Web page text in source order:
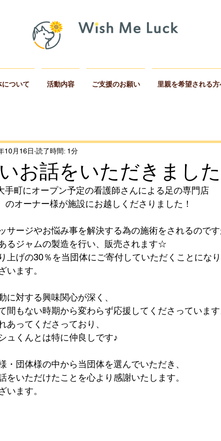
について 活動内容 ご支援のお願い 里親を希望される方
お話をいただきました
10月16日 読了時間: 1分
手町にオープン予定の看護師さんによる足の専門店
のオーナー様が施設にお越しくださりました！
サージやお悩み事を解決する為の施術をされるのです
るジャムの製造を行い、販売されます☆
上げの30％を当団体にご寄付していただくことになり
います。
に対する興味関心が深く、
間もない時期から変わらず応援してくださっています
あってくださっており、
ュくんとは特に仲良しです♪
・団体様の中から当団体を選んでいただき、
をいただけたことを心より感謝いたします。
います。